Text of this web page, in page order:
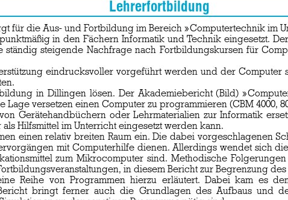
Lehrerfortbildung
für die Aus- und Fortbildung im Bereich »Computertechnik im
in den Fächern Informatik und Technik eingesetzt.
ständig steigende Nachfrage nach Fortbildungskursen für
eindrucksvoller vorgeführt werden und der
in Dillingen lösen. Der Akademiebericht (Bild)
versetzen einen Computer zu programmieren (CBM 4000,
Gerätehandbüchern oder Lehrmaterialien zur Informatik
Hilfsmittel im Unterricht eingesetzt werden kann.
einen relativ breiten Raum ein. Die dabei vorgeschlagenen
mit Computerhilfe dienen. Allerdings wendet sich
zum Mikrocomputer sind. Methodische
in diesem Bericht zur Begrenzung
Reihe von Programmen hierzu erläutert. Dabei kam es
bringt ferner auch die Grundlagen des Aufbaus und